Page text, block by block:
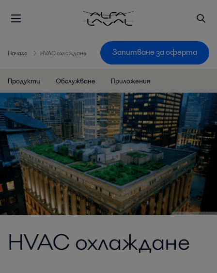
Начало HVAC охлаждане Запитване за оферта
Продукти Обслужване Приложения
HVAC охлаждане